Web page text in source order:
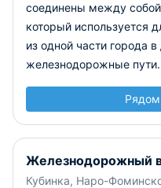
соединены между
который используется
из одной части города
железнодорожные пути.
Рядом
Железнодорожный
Кубинка, Наро-